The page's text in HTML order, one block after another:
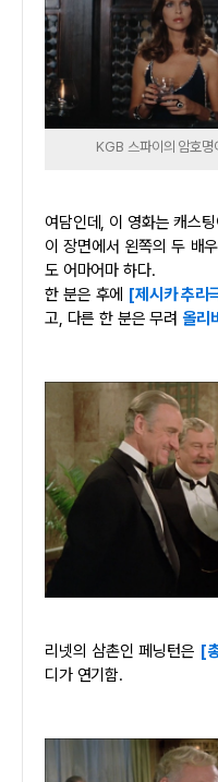
KGB 스파이의 암호
여담인데, 이 영화는 캐스
이 장면에서 왼쪽의 두 배
도 어마어마 하다.
한 분은 후에 [제시카 추리
고, 다른 한 분은 무려 올리
리넷의 삼촌인 페닝턴은 [
디가 연기함.